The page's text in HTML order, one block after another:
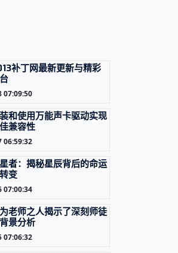
补丁网最新更新与精彩
07:09:50
和使用万能声卡驱动实现
兼容性
06:59:32
者：揭秘星辰背后的命运
变
07:00:34
老师之人揭示了深刻师徒
景分析
07:06:32